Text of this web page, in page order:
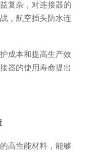
复杂，对连接器的
，航空插头防水连
成本和提高生产效
器的使用寿命提出
高性能材料，能够